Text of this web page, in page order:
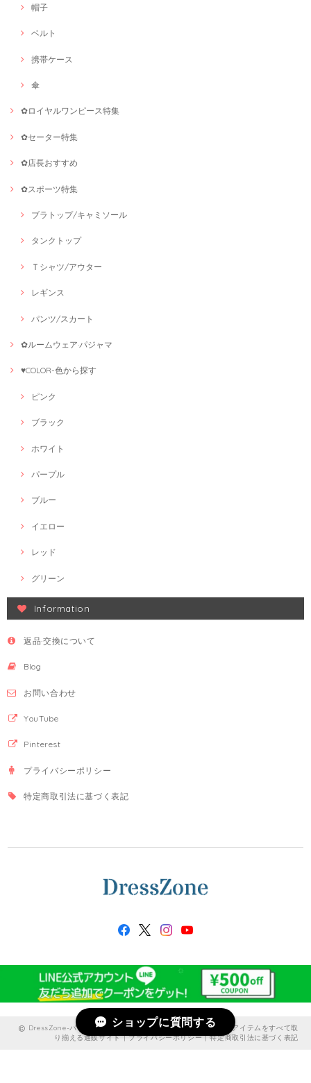
帽子
ベルト
携帯ケース
傘
✿ロイヤルワンピース特集
✿セーター特集
✿店長おすすめ
✿スポーツ特集
ブラトップ/キャミソール
タンクトップ
Ｔシャツ/アウター
レギンス
パンツ/スカート
✿ルームウェア·パジャマ
♥COLOR-色から探す
ピンク
ブラック
ホワイト
パープル
ブルー
イエロー
レッド
グリーン
Information
返品·交換について
Blog
お問い合わせ
YouTube
Pinterest
プライバシーポリシー
特定商取引法に基づく表記
DressZone-パーティードレス、プライベート、出勤服などのアイテムをすべて取
り揃える通販サイト |プライバシーポリシー|特定商取引法に基づく表記
ショップに質問する